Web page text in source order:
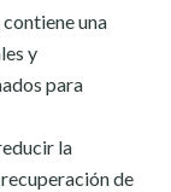
una
y
para
la
de